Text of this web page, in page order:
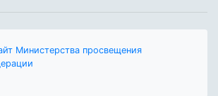
Министерства просвещения